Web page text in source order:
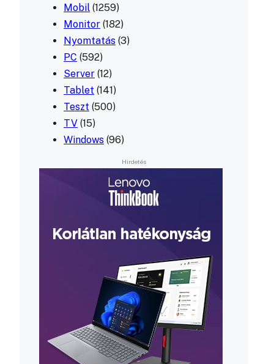
Mobil (1259)
Monitor (182)
Nyomtatás (3)
PC (592)
Server (12)
Tablet (141)
Teszt (500)
TV (15)
Windows (96)